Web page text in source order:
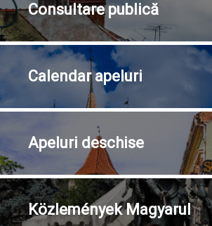
Consultarepublică
Calendarapeluri
Apeluri deschise
KözleményekMagyarul